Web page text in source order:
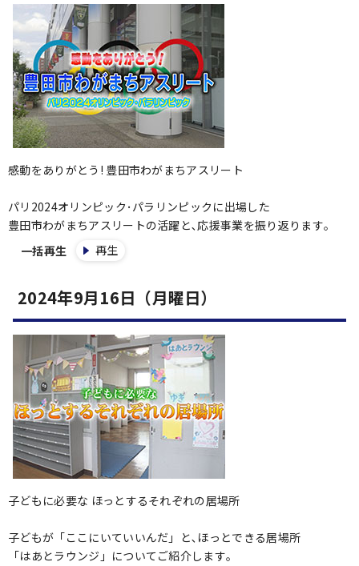
感動をありがとう! 豊田市わがまちアスリート
パリ2024オリンピック･パラリンピックに出場した
豊田市わがまちアスリートの活躍と､応援事業を振り返ります｡
一括再生
再生
2024年9月16日（月曜日）
子どもに必要な ほっとするそれぞれの居場所
子どもが「ここにいていいんだ」と､ほっとできる居場所
「はあとラウンジ」についてご紹介します｡